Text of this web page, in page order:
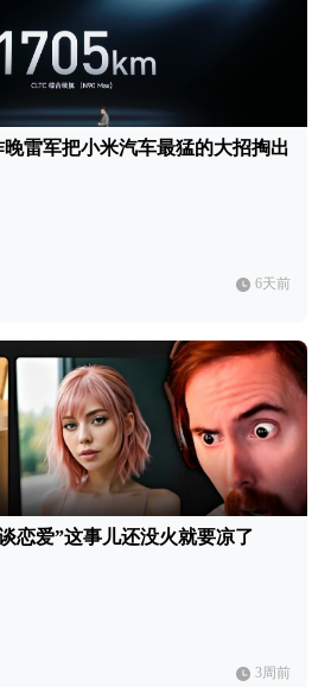
晚雷军把小米汽车最猛的大招掏出
6天前
恋爱”这事儿还没火就要凉了
3周前